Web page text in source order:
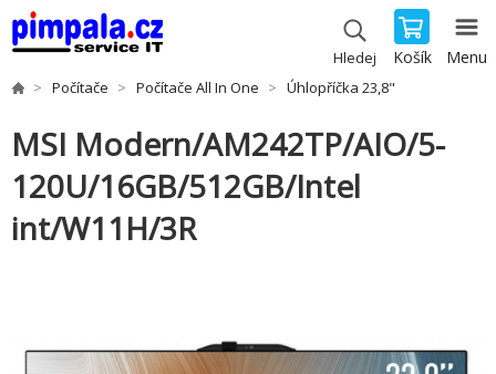
Hledej Košík Menu
Počítače Počítače All In One Úhlopříčka 23,8"
MSI Modern/AM242TP/AIO/5-
120U/16GB/512GB/Intel
int/W11H/3R